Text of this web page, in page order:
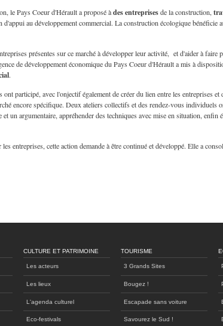
le Pays Coeur d'Hérault a proposé àdes entreprisesde la construction,
d'appui au développement commercial. La construction écologique bénéficie
présentes sur ce marché à développer leur activité, et d'aider à faire
de développement économique du Pays Coeur d'Hérault a mis à
.
participé, avec l'onjectif également de créer du lien entre les entreprises
encore spécifique. Deux ateliers collectifs et des rendez-vous individuels
un argumentaire, appréhender des techniques avec mise en situation,
entreprises, cette action demande à être continué et développé. Elle a
CULTURE ET PATRIMOINE
Les acteurs
Les lieux
L'agenda culturel
Eco-festivals
TOURISME
3 Grands Sites
Bougez !
Escapade sans voiture
Savourez le Sud !